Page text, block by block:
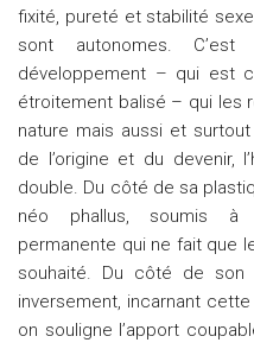
fixité, pureté et stabilité
sont autonomes.
développement – qui est
étroitement balisé – qui les
nature mais aussi et
de l’origine et du devenir,
double. Du côté de sa
néo phallus, soumis à
permanente qui ne fait que
souhaité. Du côté de
inversement, incarnant
on souligne l’apport